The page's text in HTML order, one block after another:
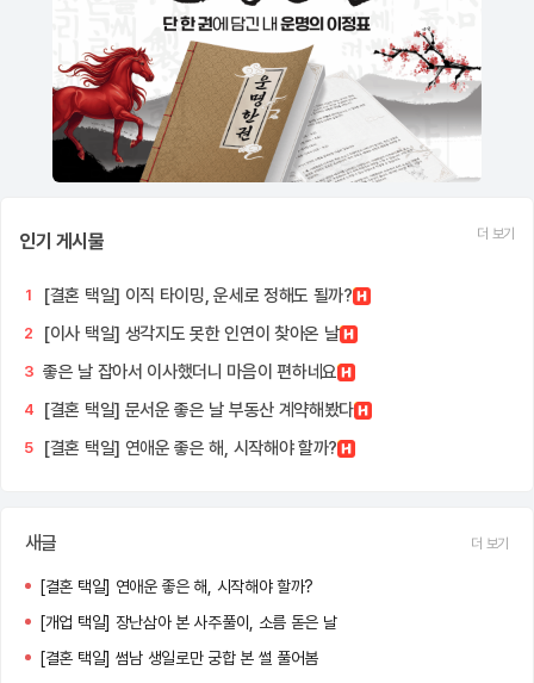
인기 게시물 더 보기
1 [결혼 택일] 이직 타이밍, 운세로 정해도 될까?
2 [이사 택일] 생각지도 못한 인연이 찾아온 날
3 좋은 날 잡아서 이사했더니 마음이 편하네요
4 [결혼 택일] 문서운 좋은 날 부동산 계약해봤다
5 [결혼 택일] 연애운 좋은 해, 시작해야 할까?
새글 더 보기
[결혼 택일] 연애운 좋은 해, 시작해야 할까?
[개업 택일] 장난삼아 본 사주풀이, 소름 돋은 날
[결혼 택일] 썸남 생일로만 궁합 본 썰 풀어봄